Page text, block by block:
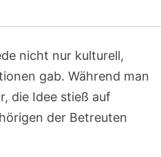
nicht nur kulturell,
gab. Während man
die Idee stieß auf
der Betreuten